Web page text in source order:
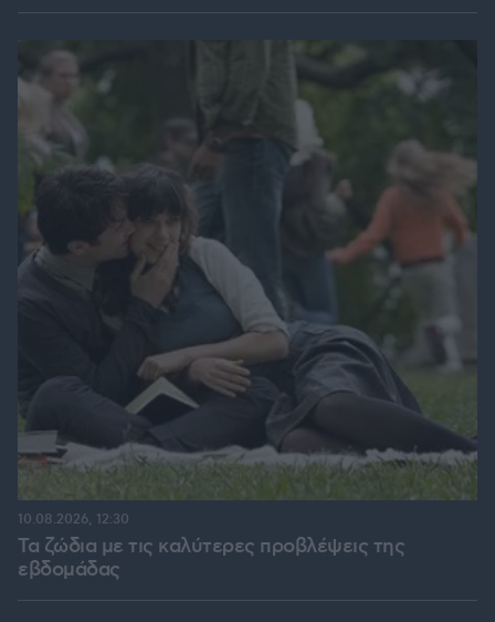
Τα ζώδια με τις καλύτερες προβλέψεις της
εβδομάδας
10.08.2026, 12:30